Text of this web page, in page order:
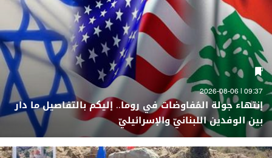
09:37 | 2026-08-06
إنتهاء جولة المُفاوضات في روما.. إليكم بالتفاصيل ما دار
بين الوفدين اللبنانيّ والإسرائيليّ